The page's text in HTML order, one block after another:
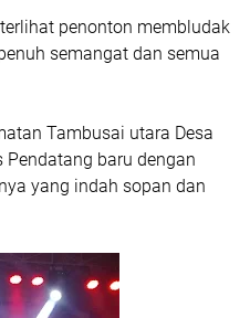
penonton membludak
semangat dan semua
Tambusai utara Desa
baru dengan
yang indah sopan dan